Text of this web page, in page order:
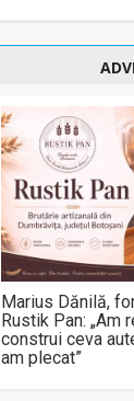
Marius Dănilă,
Rustik Pan: „Am
construi ceva
am plecat”